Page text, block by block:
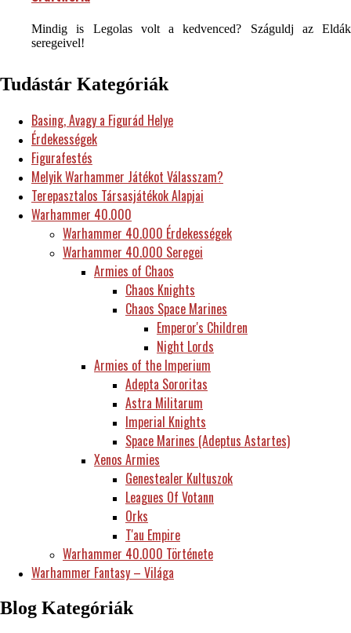
Mindig is Legolas volt a kedvenced? Száguldj az Eldák
seregeivel!
Tudástár Kategóriák
Basing, Avagy a Figurád Helye
Érdekességek
Figurafestés
Melyik Warhammer Játékot Válasszam?
Terepasztalos Társasjátékok Alapjai
Warhammer 40.000
Warhammer 40.000 Érdekességek
Warhammer 40.000 Seregei
Armies of Chaos
Chaos Knights
Chaos Space Marines
Emperor's Children
Night Lords
Armies of the Imperium
Adepta Sororitas
Astra Militarum
Imperial Knights
Space Marines (Adeptus Astartes)
Xenos Armies
Genestealer Kultuszok
Leagues Of Votann
Orks
T'au Empire
Warhammer 40.000 Története
Warhammer Fantasy – Világa
Blog Kategóriák